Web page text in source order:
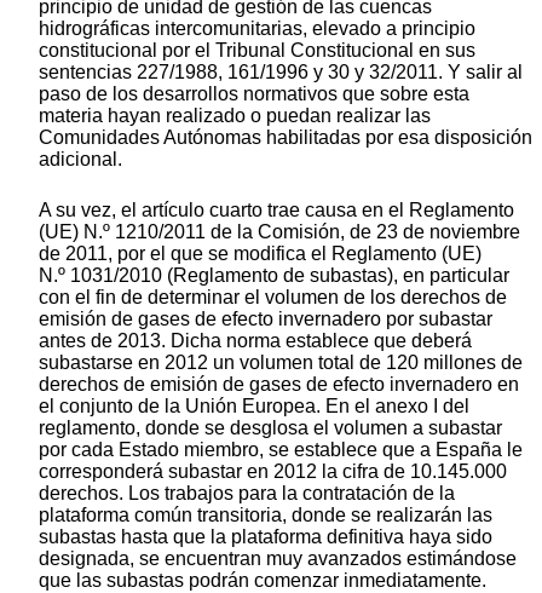
principio de unidad de gestión de las cuencas
hidrográficas intercomunitarias, elevado a principio
constitucional por el Tribunal Constitucional en sus
sentencias 227/1988, 161/1996 y 30 y 32/2011. Y salir al
paso de los desarrollos normativos que sobre esta
materia hayan realizado o puedan realizar las
Comunidades Autónomas habilitadas por esa disposición
adicional.
A su vez, el artículo cuarto trae causa en el Reglamento
(UE) N.º 1210/2011 de la Comisión, de 23 de noviembre
de 2011, por el que se modifica el Reglamento (UE)
N.º 1031/2010 (Reglamento de subastas), en particular
con el fin de determinar el volumen de los derechos de
emisión de gases de efecto invernadero por subastar
antes de 2013. Dicha norma establece que deberá
subastarse en 2012 un volumen total de 120 millones de
derechos de emisión de gases de efecto invernadero en
el conjunto de la Unión Europea. En el anexo I del
reglamento, donde se desglosa el volumen a subastar
por cada Estado miembro, se establece que a España le
corresponderá subastar en 2012 la cifra de 10.145.000
derechos. Los trabajos para la contratación de la
plataforma común transitoria, donde se realizarán las
subastas hasta que la plataforma definitiva haya sido
designada, se encuentran muy avanzados estimándose
que las subastas podrán comenzar inmediatamente.